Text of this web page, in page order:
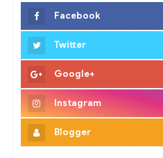
Facebook
Twitter
Google+
Instagram
Blogger